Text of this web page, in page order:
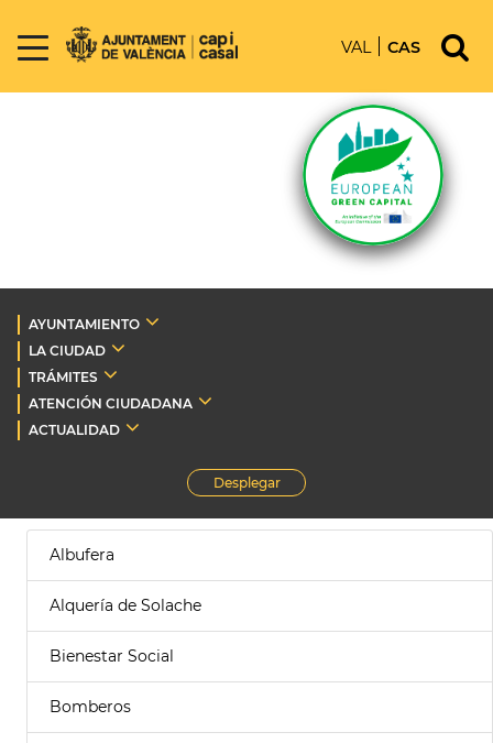
VAL CAS
AYUNTAMIENTO
LA CIUDAD
TRÁMITES
ATENCIÓN CIUDADANA
ACTUALIDAD
Desplegar
Albufera
Alquería de Solache
Bienestar Social
Bomberos